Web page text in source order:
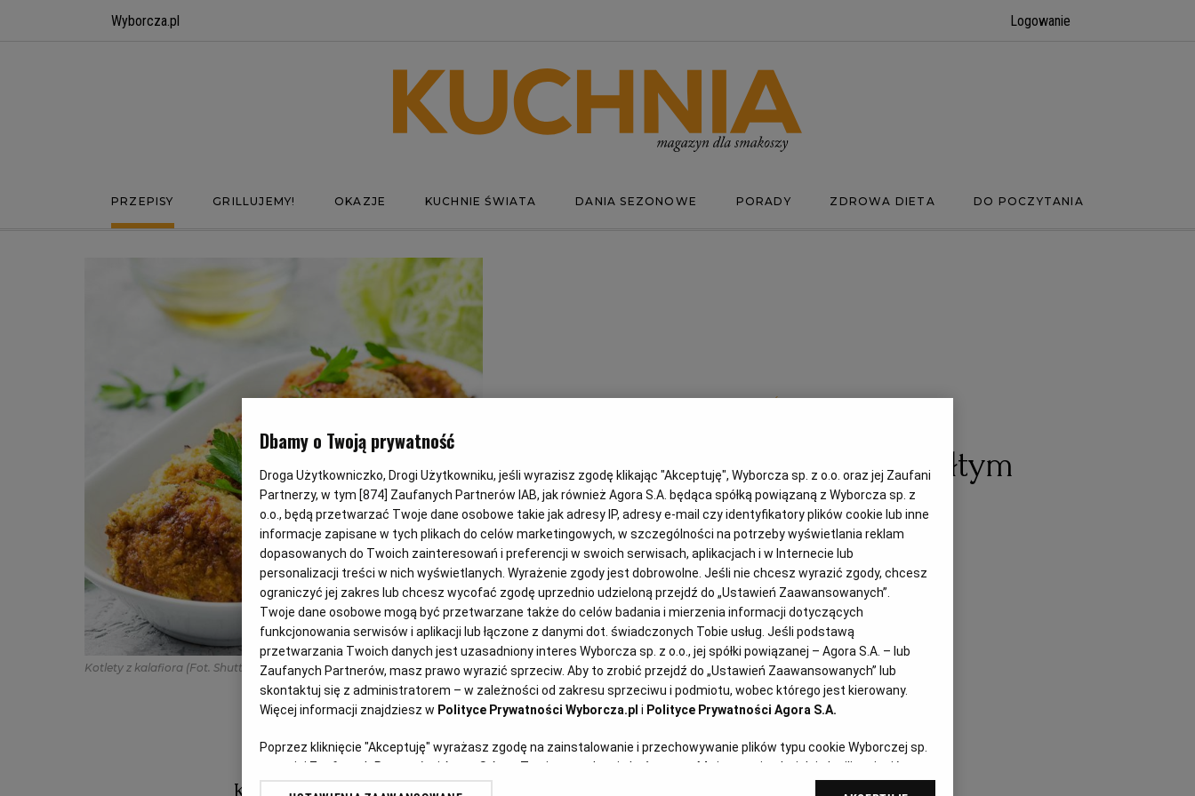
Wyborcza.pl Logowanie
PRZEPISY GRILLUJEMY! OKAZJE KUCHNIE ŚWIATA DANIA SEZONOWE PORADY ZDROWA DIETA DO POCZYTANIA
DANIA WEGETARIAŃSKIE
Kotlety z kalafiora z żółtym
serem
Magazyn Kuchnia 24.08.2025
Kotlety z kalafiora (Fot. Shutterstock)
Dbamy o Twoją prywatność
Droga Użytkowniczko, Drogi Użytkowniku, jeśli wyrazisz zgodę klikając "Akceptuję", Wyborcza sp. z o.o. oraz jej Zaufani
Partnerzy, w tym [874] Zaufanych Partnerów IAB, jak również Agora S.A. będąca spółką powiązaną z Wyborcza sp. z
o.o., będą przetwarzać Twoje dane osobowe takie jak adresy IP, adresy e-mail czy identyfikatory plików cookie lub inne
informacje zapisane w tych plikach do celów marketingowych, w szczególności na potrzeby wyświetlania reklam
dopasowanych do Twoich zainteresowań i preferencji w swoich serwisach, aplikacjach i w Internecie lub
personalizacji treści w nich wyświetlanych. Wyrażenie zgody jest dobrowolne. Jeśli nie chcesz wyrazić zgody, chcesz
ograniczyć jej zakres lub chcesz wycofać zgodę uprzednio udzieloną przejdź do „Ustawień Zaawansowanych”.
Twoje dane osobowe mogą być przetwarzane także do celów badania i mierzenia informacji dotyczących
funkcjonowania serwisów i aplikacji lub łączone z danymi dot. świadczonych Tobie usług. Jeśli podstawą
przetwarzania Twoich danych jest uzasadniony interes Wyborcza sp. z o.o., jej spółki powiązanej – Agora S.A. – lub
Zaufanych Partnerów, masz prawo wyrazić sprzeciw. Aby to zrobić przejdź do „Ustawień Zaawansowanych” lub
skontaktuj się z administratorem – w zależności od zakresu sprzeciwu i podmiotu, wobec którego jest kierowany.
Więcej informacji znajdziesz w Polityce Prywatności Wyborcza.pl i Polityce Prywatności Agora S.A.
Poprzez kliknięcie "Akceptuję" wyrażasz zgodę na zainstalowanie i przechowywanie plików typu cookie Wyborczej sp.
z o. o. jej Zaufanych Partnerów i Agora S.A. na Twoim urządzeniu końcowym. Możesz też w każdej chwili zmienić
swoje preferencje dot. plików cookie, ponownie wywołując narzędzie do zarządzania Twoimi preferencjami dot.